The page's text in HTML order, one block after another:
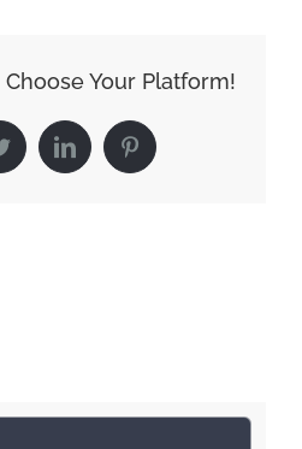
Your Platform!
LinkedInPinterest